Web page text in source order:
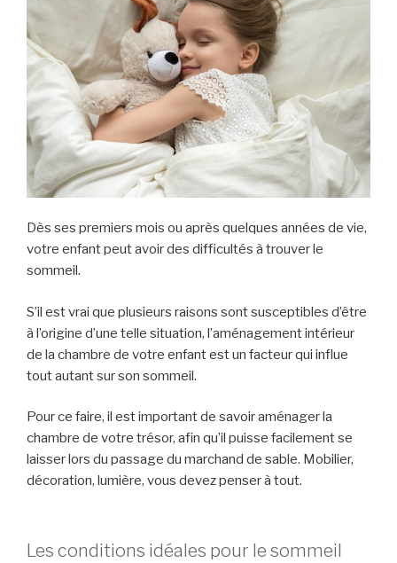
Dès ses premiers mois ou après quelques années de vie,
votre enfant peut avoir des difficultés à trouver le
sommeil.
S’il est vrai que plusieurs raisons sont susceptibles d’être
à l’origine d’une telle situation, l’aménagement intérieur
de la chambre de votre enfant est un facteur qui influe
tout autant sur son sommeil.
Pour ce faire, il est important de savoir aménager la
chambre de votre trésor, afin qu’il puisse facilement se
laisser lors du passage du marchand de sable. Mobilier,
décoration, lumière, vous devez penser à tout.
Les conditions idéales pour le sommeil